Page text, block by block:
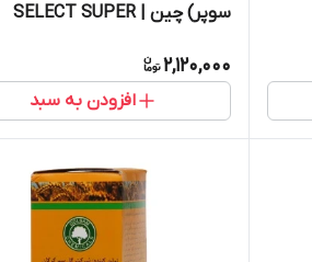
سوپر) چین | SELECT SUPER
2,120,000
افزودن به سبد